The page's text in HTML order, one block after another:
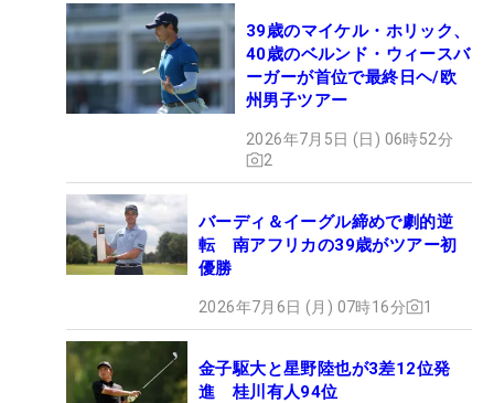
39歳のマイケル・ホリック、
40歳のベルンド・ウィースバ
ーガーが首位で最終日ヘ/欧
州男子ツアー
2026年7月5日 (日) 06時52分
2
バーディ＆イーグル締めで劇的逆
転 南アフリカの39歳がツアー初
優勝
2026年7月6日 (月) 07時16分 1
金子駆大と星野陸也が3差12位発
進 桂川有人94位